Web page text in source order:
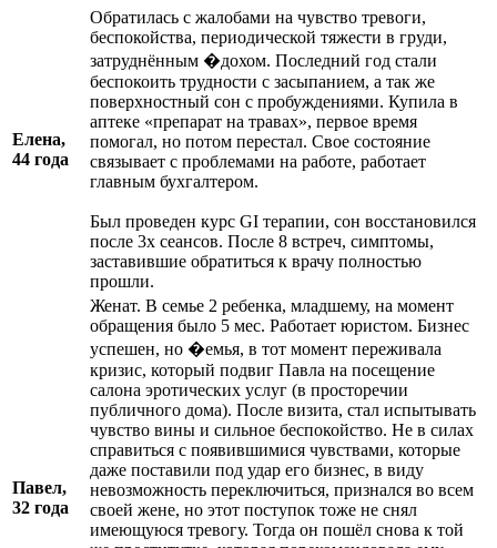
Елена,
44 года
Обратилась с жалобами на чувство тревоги,
беспокойства, периодической тяжести в груди,
затруднённым �дохом. Последний год стали
беспокоить трудности с засыпанием, а так же
поверхностный сон с пробуждениями. Купила в
аптеке «препарат на травах», первое время
помогал, но потом перестал. Свое состояние
связывает с проблемами на работе, работает
главным бухгалтером.
Был проведен курс GI терапии, сон восстановился
после 3х сеансов. После 8 встреч, симптомы,
заставившие обратиться к врачу полностью
прошли.
Павел,
32 года
Женат. В семье 2 ребенка, младшему, на момент
обращения было 5 мес. Работает юристом. Бизнес
успешен, но �емья, в тот момент переживала
кризис, который подвиг Павла на посещение
салона эротических услуг (в просторечии
публичного дома). После визита, стал испытывать
чувство вины и сильное беспокойство. Не в силах
справиться с появившимися чувствами, которые
даже поставили под удар его бизнес, в виду
невозможность переключиться, признался во всем
своей жене, но этот поступок тоже не снял
имеющуюся тревогу. Тогда он пошёл снова к той